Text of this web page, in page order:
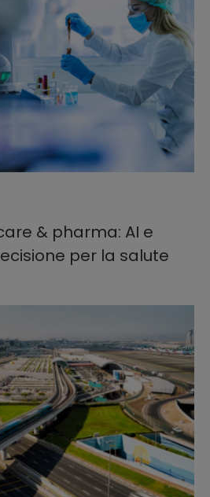
& pharma: AI e
per la salute